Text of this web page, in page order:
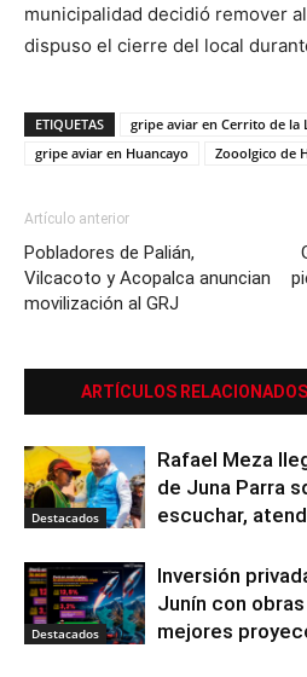
municipalidad decidió remover
dispuso el cierre del local
ETIQUETAS
gripe aviar en Cerrito de la
gripe aviar en Huancayo
Zooolgico de
Artículo anterior
Pobladores de Palián,
Vilcacoto y Acopalca anuncian
movilización al GRJ
ARTÍCULOS RELACIONADOS
Destacados
Rafael Meza
de Juna Parra
escuchar,
Destacados
Inversión
Junín con
mejores